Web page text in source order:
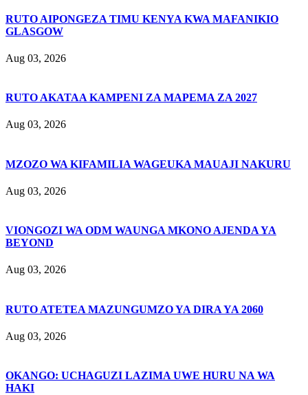
RUTO AIPONGEZA TIMU KENYA KWA MAFANIKIO
GLASGOW
Aug 03, 2026
RUTO AKATAA KAMPENI ZA MAPEMA ZA 2027
Aug 03, 2026
MZOZO WA KIFAMILIA WAGEUKA MAUAJI NAKURU
Aug 03, 2026
VIONGOZI WA ODM WAUNGA MKONO AJENDA YA
BEYOND
Aug 03, 2026
RUTO ATETEA MAZUNGUMZO YA DIRA YA 2060
Aug 03, 2026
OKANGO: UCHAGUZI LAZIMA UWE HURU NA WA
HAKI